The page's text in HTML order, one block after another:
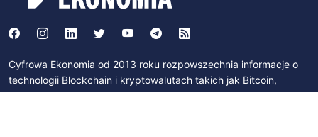
Cyfrowa Ekonomia od 2013 roku rozpowszechnia informacje o
technologii Blockchain i kryptowalutach takich jak Bitcoin,
Litecoin i Ethereum. Współpracowaliśmy Ministerstwem